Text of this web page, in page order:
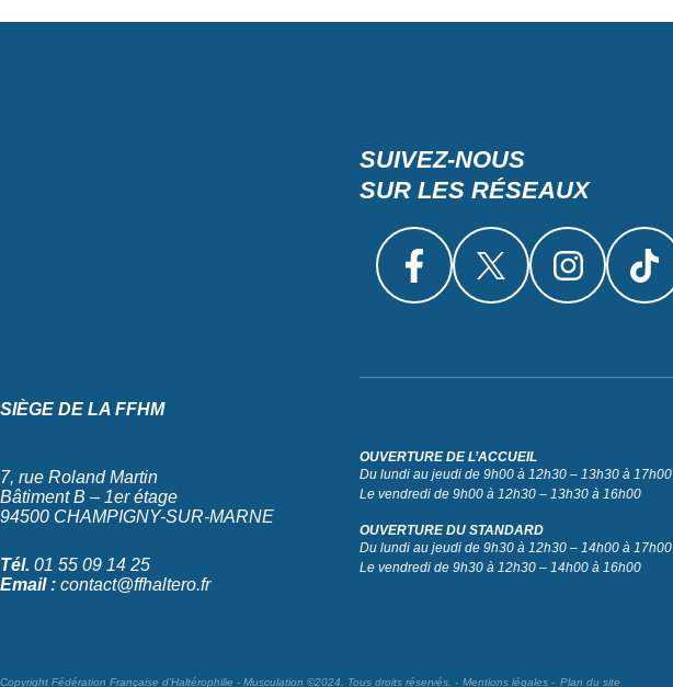
SUIVEZ-NOUS
SUR LES RÉSEAUX
SIÈGE DE LA FFHM
7, rue Roland Martin
Bâtiment B – 1er étage
94500 CHAMPIGNY-SUR-MARNE
Tél. 01 55 09 14 25
Email : contact@ffhaltero.fr
OUVERTURE DE L’ACCUEIL
Du lundi au jeudi de 9h00 à 12h30 – 13h30 à 17h00
Le vendredi de 9h00 à 12h30 – 13h30 à 16h00
OUVERTURE DU STANDARD
Du lundi au jeudi de 9h30 à 12h30 – 14h00 à 17h00
Le vendredi de 9h30 à 12h30 – 14h00 à 16h00
Copyright Fédération Française d’Haltérophilie - Musculation ©2024. Tous droits réservés. Mentions légales Plan du site